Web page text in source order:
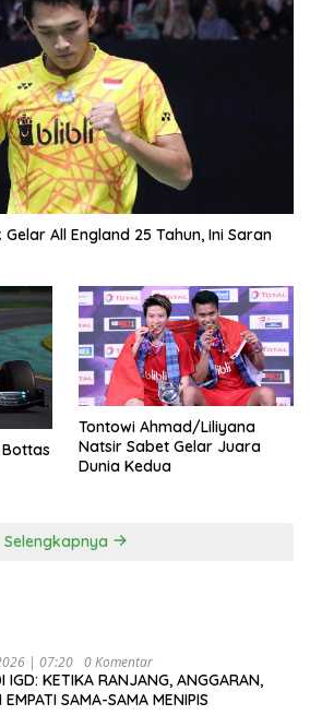
All England 25 Tahun, Ini Saran
Bottas
Tontowi Ahmad/Liliyana
Natsir Sabet Gelar Juara
Dunia Kedua
Selengkapnya
| 07:20 0 Komentar
IGD: KETIKA RANJANG, ANGGARAN,
SAMA-SAMA MENIPIS